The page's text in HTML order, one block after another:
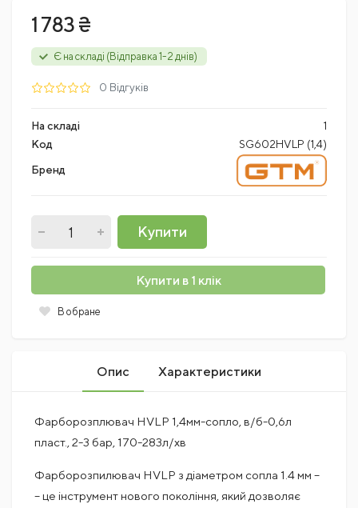
1 783 ₴
Є на складі (Відправка 1-2 днів)
0 Відгуків
На складі
1
Код
SG602HVLP (1,4)
Бренд
Купити
Купити в 1 клік
В обране
Опис Характеристики
Фарборозплювач HVLP 1,4мм-сопло, в/б-0,6л
пласт., 2-3 бар, 170-283л/хв
Фарборозпилювач HVLP з діаметром сопла 1.4 мм –
– це інструмент нового покоління, який дозволяє